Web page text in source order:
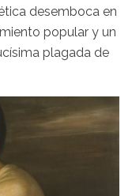
desemboca en
popular y un
plagada de